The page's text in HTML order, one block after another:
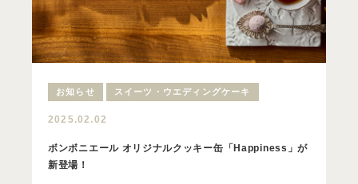
お知らせ スイーツ・ウエディングケーキ
2025.02.02
ボンボニエール オリジナルクッキー缶「Happiness」が
新登場！